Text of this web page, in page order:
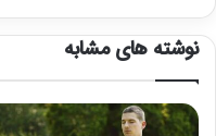
نوشته های مشابه